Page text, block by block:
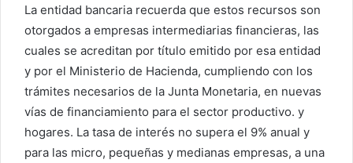
La entidad bancaria recuerda que estos recursos son
otorgados a empresas intermediarias financieras, las
cuales se acreditan por título emitido por esa entidad
y por el Ministerio de Hacienda, cumpliendo con los
trámites necesarios de la Junta Monetaria, en nuevas
vías de financiamiento para el sector productivo. y
hogares. La tasa de interés no supera el 9% anual y
para las micro, pequeñas y medianas empresas, a una